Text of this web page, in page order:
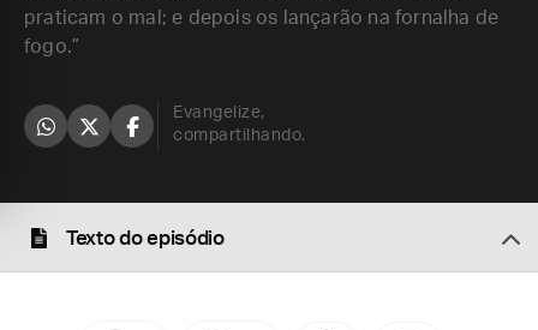
praticam o mal; e depois os lançarão na fornalha de
fogo.”
Evangelize,
compartilhando.
Texto do episódio